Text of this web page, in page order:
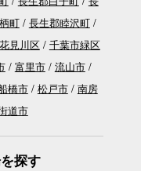
町
長生郡睦沢町
見川区
千葉市緑区
富里市
流山市
橋市 松戸市
南房
道市
探す